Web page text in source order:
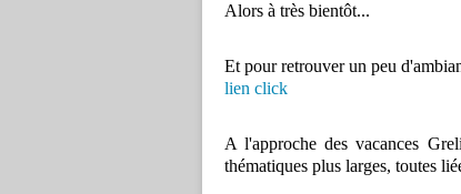
Alors à très bientôt...
Et pour retrouver un peu
lien click
A l'approche des vacances
thématiques plus larges, toutes